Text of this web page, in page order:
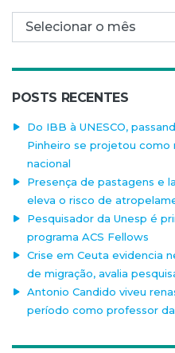
Arquivo mensal
POSTS RECENTES
Do IBB à UNESCO,
Pinheiro se projetou como
nacional
Presença de pastagens e
eleva o risco de
Pesquisador da Unesp é
programa ACS Fellows
Crise em Ceuta evidencia
de migração, avalia
Antonio Candido viveu
período como professor